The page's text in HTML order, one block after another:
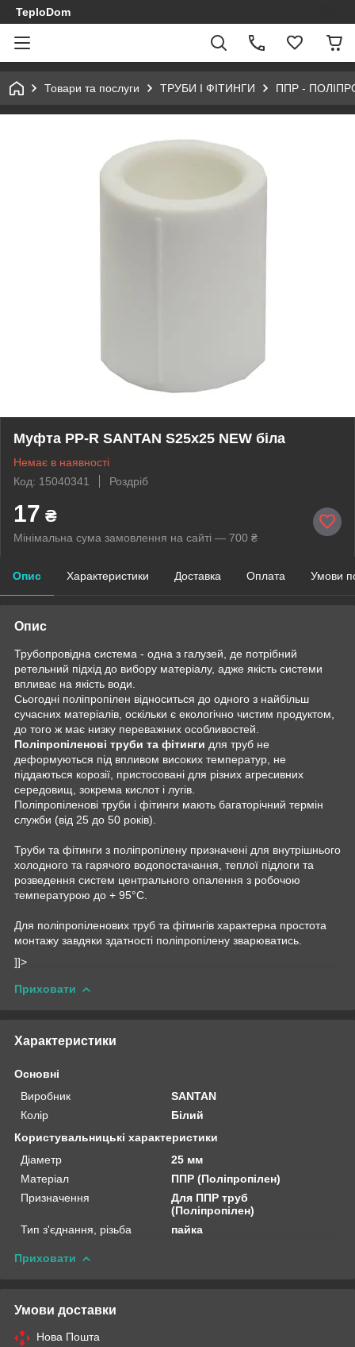
TeploDom
Товари та послуги ТРУБИ І ФІТИНГИ ППР -
Муфта PP-R SANTAN S25х25 NEW біла
Немає в наявності
Код: 15040341
Роздріб
17 ₴
Мінімальна сума замовлення на сайті — 700 ₴
Опис Характеристики Доставка Оплата Умови
Опис
Трубопровідна система - одна з галузей, де потрібний
ретельний підхід до вибору матеріалу, адже якість системи
впливає на якість води.
Сьогодні поліпропілен відноситься до одного з найбільш
сучасних матеріалів, оскільки є екологічно чистим продуктом,
до того ж має низку переважних особливостей.
Поліпропіленові труби та фітинги для труб не
деформуються під впливом високих температур, не
піддаються корозії, пристосовані для різних агресивних
середовищ, зокрема кислот і лугів.
Поліпропіленові труби і фітинги мають багаторічний термін
служби (від 25 до 50 років).
Труби та фітинги з поліпропілену призначені для внутрішнього
холодного та гарячого водопостачання, теплої підлоги та
розведення систем центрального опалення з робочою
температурою до + 95°С.
Для поліпропіленових труб та фітингів характерна простота
монтажу завдяки здатності поліпропілену зварюватись.
]]>
Приховати
Характеристики
Основні
Виробник
SANTAN
Колір
Білий
Користувальницькі характеристики
Діаметр
25 мм
Матеріал
ППР (Поліпропілен)
Призначення
Для ППР труб
(Поліпропілен)
Тип з'єднання, різьба
пайка
Приховати
Умови доставки
Нова Пошта